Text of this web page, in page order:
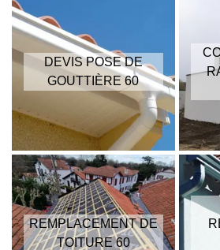
DEVIS POSE DE
GOUTTIÈRE 60
REMPLACEMENT DE
TOITURE 60